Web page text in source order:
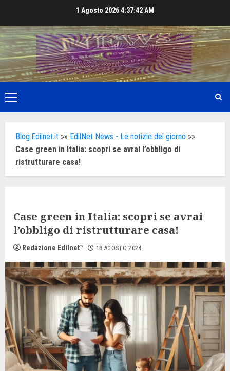
content
1 Agosto 20264:37:44 AM
Primary
Menu
Blog.Edilnet.it »» EdilNet News - Le notizie del giorno »»
Case green in Italia: scopri se avrai l’obbligo di
ristrutturare casa!
Case green in Italia: scopri se avrai
l’obbligo di ristrutturare casa!
Redazione Edilnet™ 18 AGOSTO 2024